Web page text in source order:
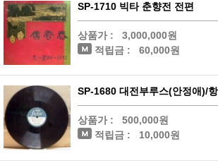
SP-1710 빅타 춘향전 전편
상품가 :
3,000,000원
적립금 :
60,000원
SP-1680 대전부루스(안정애)/
상품가 :
500,000원
적립금 :
10,000원